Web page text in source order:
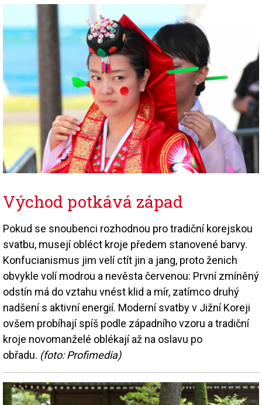
Východ potkává západ
Pokud se snoubenci rozhodnou pro tradiční korejskou
svatbu, musejí obléct kroje předem stanovené barvy.
Konfucianismus jim velí ctít jin a jang, proto ženich
obvykle volí modrou a nevěsta červenou: První zmíněný
odstín má do vztahu vnést klid a mír, zatímco druhý
nadšení s aktivní energií. Moderní svatby v Jižní Koreji
ovšem probíhají spíš podle západního vzoru a tradiční
kroje novomanželé oblékají až na oslavu po
obřadu. (foto: Profimedia)